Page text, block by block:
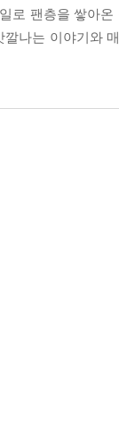
로 팬층을 쌓아
나는 이야기와